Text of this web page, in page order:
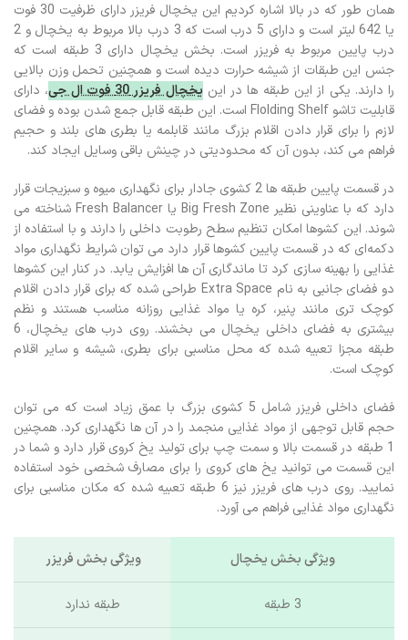
همان طور که در بالا اشاره کردیم این یخچال فریزر دارای ظرفیت 30 فوت
یا 642 لیتر است و دارای 5 درب است که 3 درب بالا مربوط به یخچال و 2
درب پایین مربوط به فریزر است. بخش یخچال دارای 3 طبقه است که
جنس این طبقات از شیشه حرارت دیده است و همچنین تحمل وزن بالایی
را دارند. یکی از این طبقه ها در این یخچال فریزر 30 فوت ال جی
، دارای
قابلیت تاشو Flolding Shelf است. این طبقه قابل جمع شدن بوده و فضای
لازم را برای قرار دادن اقلام بزرگ‌ مانند قابلمه یا بطری‌ های بلند و حجیم
فراهم می‌ کند، بدون آن‌ که محدودیتی در چینش باقی وسایل ایجاد کند.
در قسمت پایین طبقه ها 2 کشوی جادار برای نگهداری میوه و سبزیجات قرار
دارد که با عناوینی نظیر Big Fresh Zone یا Fresh Balancer شناخته می‌
شوند. این کشوها امکان تنظیم سطح رطوبت داخلی را دارند و با استفاده از
دکمه‌ای که در قسمت پایین کشوها قرار دارد می‌ توان شرایط نگهداری مواد
غذایی را بهینه‌ سازی کرد تا ماندگاری آن‌ ها افزایش یابد. در کنار این کشوها
دو فضای جانبی به نام Extra Space طراحی شده که برای قرار دادن اقلام
کوچک‌ تری مانند پنیر، کره یا مواد غذایی روزانه مناسب هستند و نظم
بیشتری به فضای داخلی یخچال می‌ بخشند. روی درب های یخچال، 6
طبقه‌ مجزا تعبیه شده که محل مناسبی برای بطری‌، شیشه‌ و سایر اقلام
کوچک است.
فضای داخلی فریزر شامل 5 کشوی بزرگ با عمق زیاد است که می‌ توان
حجم قابل‌ توجهی از مواد غذایی منجمد را در آن‌ ها نگهداری کرد. همچنین
1 طبقه در قسمت بالا و سمت چپ برای تولید یخ کروی قرار دارد و شما در
این قسمت می توانید یخ های کروی را برای مصارف شخصی خود استفاده
نمایید. روی درب های فریزر نیز 6 طبقه تعبیه شده که مکان مناسبی برای
نگهداری مواد غذایی فراهم می‌ آورد.
ویژگی بخش یخچال ویژگی بخش فریزر
3 طبقه طبقه ندارد